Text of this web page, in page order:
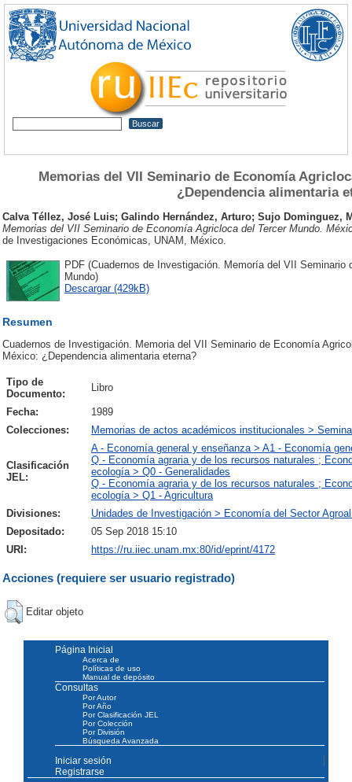
Memorias del VII Seminario de Economía
¿Dependencia alimentaria
Calva Téllez, José Luis; Galindo Hernández, Arturo; Sujo Dominguez,
Memorias del VII Seminario de Economía Agricloca del Tercer Mundo.
de Investigaciones Económicas, UNAM, México.
PDF (Cuadernos de Investigación. Memoría del VII Seminario
Mundo)
Descargar (429kB)
Resumen
Cuadernos de Investigación. Memoria del VII Seminario de Economía
México: ¿Dependencia alimentaria eterna?
Tipo de
Documento:
Libro
Fecha:
1989
Colecciones:
Memorias de actos académicos institucionales >
Clasificación
JEL:
A - Economía general y enseñanza > A1 - Economía
Q - Economía agraria y de los recursos naturales ;
ecología > Q0 - Generalidades
Q - Economía agraria y de los recursos naturales ;
ecología > Q1 - Agricultura
Divisiones:
Unidades de Investigación > Economía del Sector
Depositado:
05 Sep 2018 15:10
URI:
https://ru.iiec.unam.mx:80/id/eprint/4172
Acciones (requiere ser usuario registrado)
Editar objeto
Página Inicial
Acerca de
Políticas de uso
Manual de depósito
Consultas
Por Autor
Por Año
Por Clasificación JEL
Por Colección
Por División
Búsqueda Avanzada
Iniciar sesión
Registrarse